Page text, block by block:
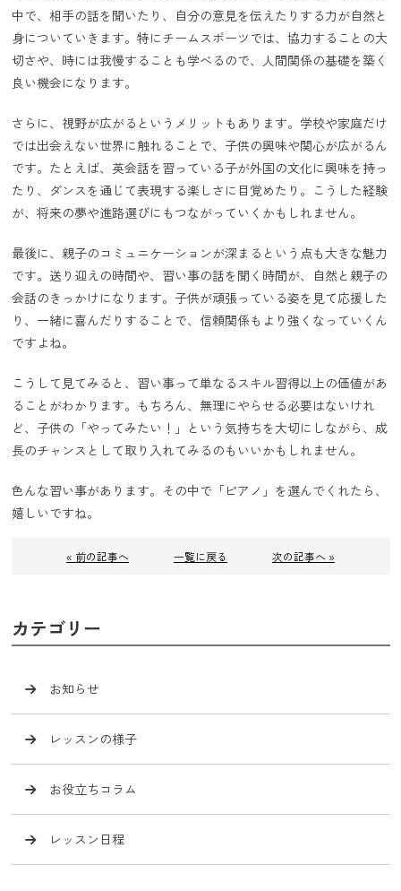
中で、相手の話を聞いたり、自分の意見を伝えたりする力が自然と
身についていきます。特にチームスポーツでは、協力することの大
切さや、時には我慢することも学べるので、人間関係の基礎を築く
良い機会になります。
さらに、視野が広がるというメリットもあります。学校や家庭だけ
では出会えない世界に触れることで、子供の興味や関心が広がるん
です。たとえば、英会話を習っている子が外国の文化に興味を持っ
たり、ダンスを通じて表現する楽しさに目覚めたり。こうした経験
が、将来の夢や進路選びにもつながっていくかもしれません。
最後に、親子のコミュニケーションが深まるという点も大きな魅力
です。送り迎えの時間や、習い事の話を聞く時間が、自然と親子の
会話のきっかけになります。子供が頑張っている姿を見て応援した
り、一緒に喜んだりすることで、信頼関係もより強くなっていくん
ですよね。
こうして見てみると、習い事って単なるスキル習得以上の価値があ
ることがわかります。もちろん、無理にやらせる必要はないけれ
ど、子供の「やってみたい！」という気持ちを大切にしながら、成
長のチャンスとして取り入れてみるのもいいかもしれません。
色んな習い事があります。その中で「ピアノ」を選んでくれたら、
嬉しいですね。
« 前の記事へ 一覧に戻る 次の記事へ »
カテゴリー
お知らせ
レッスンの様子
お役立ちコラム
レッスン日程